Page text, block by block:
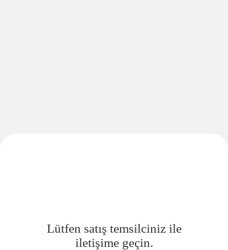
Lütfen satış temsilciniz ile
iletişime geçin.